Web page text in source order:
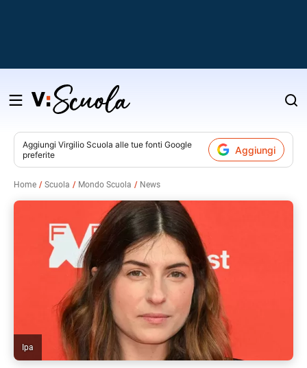
Salta
contenuto
Aggiungi Virgilio Scuola alle tue fonti Google
preferite
Aggiungi
Home Scuola Mondo Scuola News
Ipa